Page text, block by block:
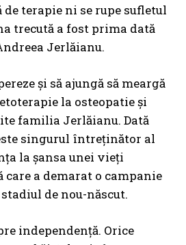
terapie ni se rupe sufletul
trecută a fost prima dată
Jerlăianu.
și să ajungă să meargă
la osteopatie și
familia Jerlăianu. Dată
singurul întreținător al
la șansa unei vieți
a demarat o campanie
de nou-născut.
independență. Orice